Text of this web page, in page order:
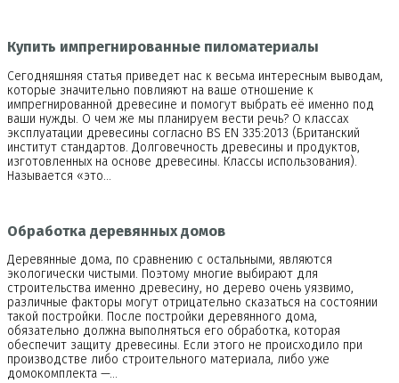
Купить импрегнированные пиломатериалы
Сегодняшняя статья приведет нас к весьма интересным выводам,
которые значительно повлияют на ваше отношение к
импрегнированной древесине и помогут выбрать её именно под
ваши нужды. О чем же мы планируем вести речь? О классах
эксплуатации древесины согласно BS EN 335:2013 (Британский
институт стандартов. Долговечность древесины и продуктов,
изготовленных на основе древесины. Классы использования).
Называется «это…
Обработка деревянных домов
Деревянные дома, по сравнению с остальными, являются
экологически чистыми. Поэтому многие выбирают для
строительства именно древесину, но дерево очень уязвимо,
различные факторы могут отрицательно сказаться на состоянии
такой постройки. После постройки деревянного дома,
обязательно должна выполняться его обработка, которая
обеспечит защиту древесины. Если этого не происходило при
производстве либо строительного материала, либо уже
домокомплекта —…